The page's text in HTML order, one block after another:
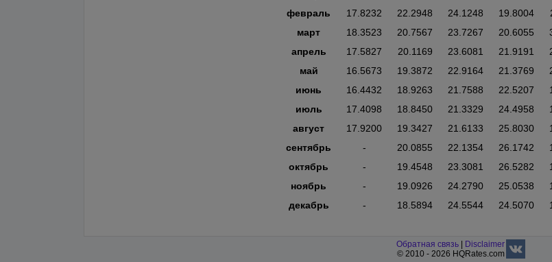
февраль
17.8232 22.2948 24.1248 19.8004
март
18.3523 20.7567 23.7267 20.6055
апрель
17.5827 20.1169 23.6081 21.9191
май
16.5673 19.3872 22.9164 21.3769
июнь
16.4432 18.9263 21.7588 22.5207
июль
17.4098 18.8450 21.3329 24.4958
август
17.9200 19.3427 21.6133 25.8030
сентябрь
- 20.0855 22.1354 26.1742
октябрь
- 19.4548 23.3081 26.5282
ноябрь
- 19.0926 24.2790 25.0538
декабрь
- 18.5894 24.5544 24.5070
Обратная связь
Disclaimer
© 2010 - 2026 HQRates.com